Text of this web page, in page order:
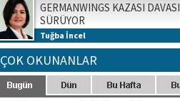
GERMANWINGS KAZASI DAVASI
SÜRÜYOR
Tuğba İncel
ÇOK OKUNANLAR